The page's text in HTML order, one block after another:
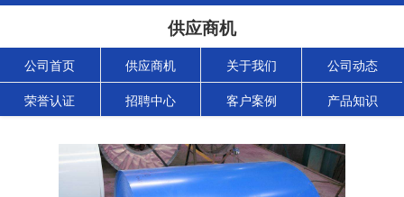
供应商机
公司首页 供应商机 关于我们 公司动态
荣誉认证 招聘中心 客户案例 产品知识